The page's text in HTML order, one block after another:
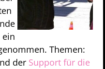
Themen:
der Support für die